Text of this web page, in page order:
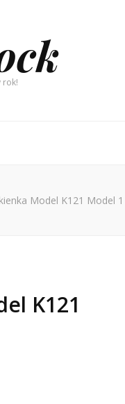
rok!
Model K121 Model 1
K121